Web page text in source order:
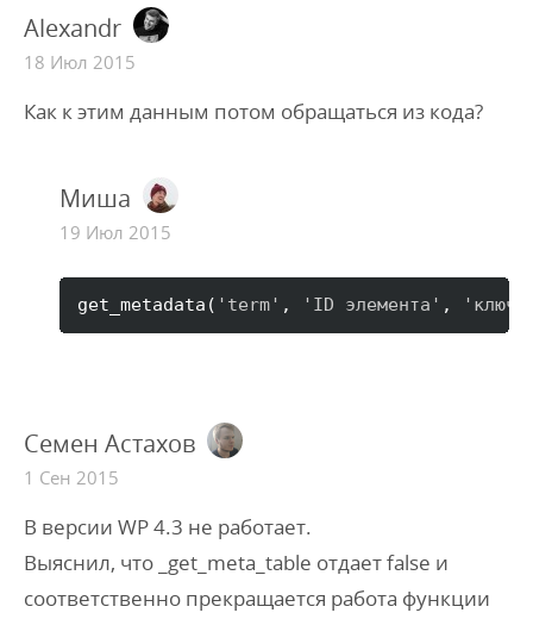
Alexandr
18 Июл 2015
Как к этим данным потом обращаться из кода?
Миша
19 Июл 2015
get_metadata ( 'term' , 'ID элемента' , 'ключ'
Семен Астахов
1 Сен 2015
В версии WP 4.3 не работает.
Выяснил, что _get_meta_table отдает false и
соответственно прекращается работа функции